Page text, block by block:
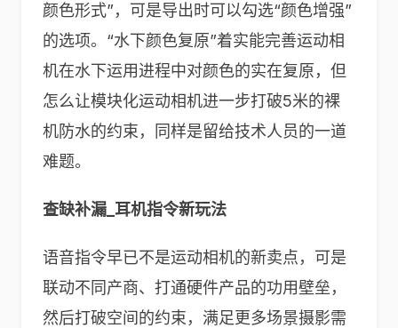
颜色形式”，可是导出时可以勾选“颜色增强”
的选项。“水下颜色复原”着实能完善运动相
机在水下运用进程中对颜色的实在复原，但
怎么让模块化运动相机进一步打破5米的裸
机防水的约束，同样是留给技术人员的一道
难题。
查缺补漏_耳机指令新玩法
语音指令早已不是运动相机的新卖点，可是
联动不同产商、打通硬件产品的功用壁垒，
然后打破空间的约束，满足更多场景摄影需